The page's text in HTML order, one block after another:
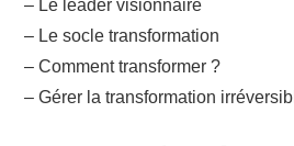
– Le leader visionnaire
– Le socle transformation
– Comment transformer ?
– Gérer la transformation